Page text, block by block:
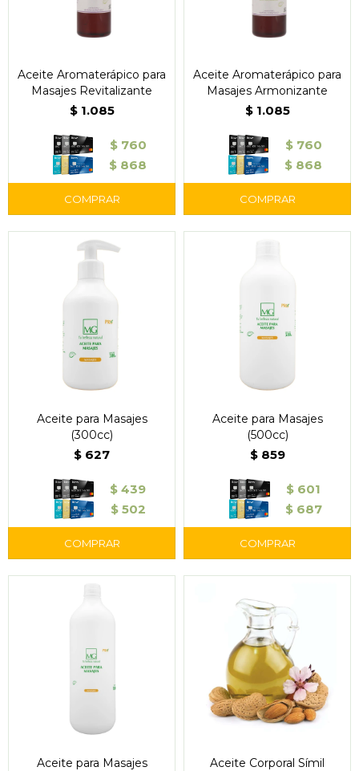
Aceite Aromaterápico para
Masajes Revitalizante
$ 1.085
$ 760
$ 868
Aceite Aromaterápico para
Masajes Armonizante
$ 1.085
$ 760
$ 868
Aceite para Masajes
(300cc)
$ 627
$ 439
$ 502
Aceite para Masajes
(500cc)
$ 859
$ 601
$ 687
Aceite para Masajes
Aceite Corporal Símil